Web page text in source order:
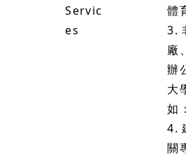
Servic
es
體
3.
廠
辦
大
如
4.
關